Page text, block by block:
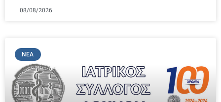
08/08/2026
ΝΈΑ